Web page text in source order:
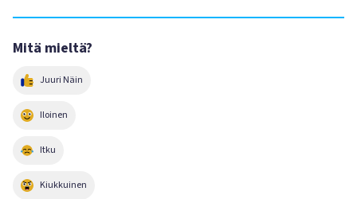
Mitä mieltä?
Juuri Näin
Iloinen
Itku
Kiukkuinen